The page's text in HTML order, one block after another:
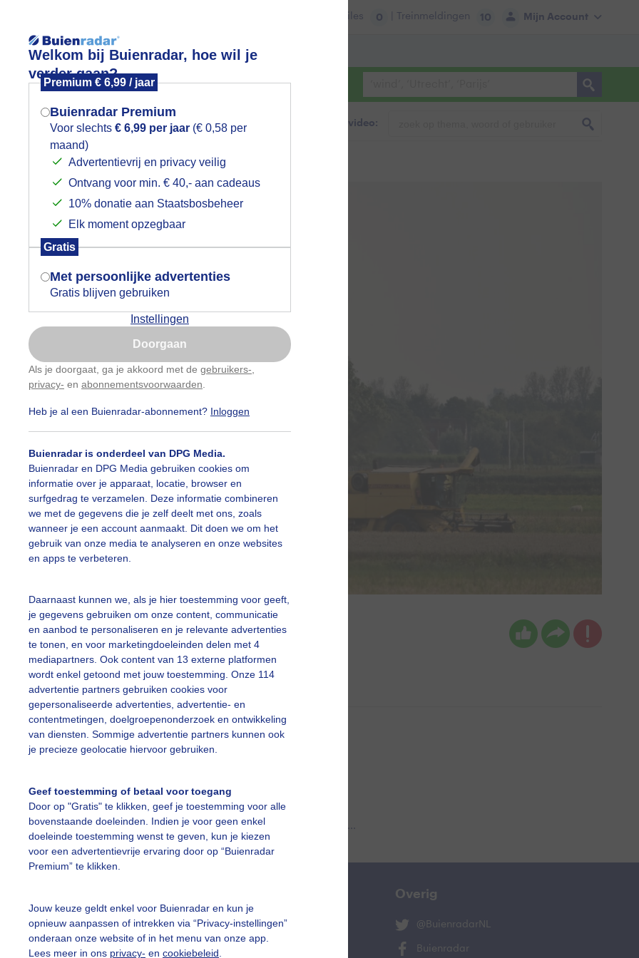
Welkom bij Buienradar, hoe wil je
verder gaan?
Premium € 6,99 / jaar
Buienradar Premium
Voor slechts € 6,99 per jaar (€ 0,58 per
maand)
Advertentievrij en privacy veilig
Ontvang voor min. € 40,- aan cadeaus
10% donatie aan Staatsbosbeheer
Elk moment opzegbaar
Gratis
Met persoonlijke advertenties
Gratis blijven gebruiken
Instellingen
Doorgaan
Als je doorgaat, ga je akkoord met de gebruikers-
privacy- en abonnementsvoorwaarden
Heb je al een Buienradar-abonnement? Inloggen
Buienradar is onderdeel van DPG Media.
Buienradar en DPG Media gebruiken cookies om
informatie over je apparaat, locatie, browser en
surfgedrag te verzamelen. Deze informatie combineren
we met de gegevens die je zelf deelt met ons, zoals
wanneer je een account aanmaakt. Dit doen we om het
gebruik van onze media te analyseren en onze websites
en apps te verbeteren.
Daarnaast kunnen we, als je hier toestemming voor geeft,
je gegevens gebruiken om onze content, communicatie
en aanbod te personaliseren en je relevante advertenties
te tonen, en voor marketingdoeleinden delen met 4
mediapartners. Ook content van 13 externe platformen
wordt enkel getoond met jouw toestemming. Onze 114
advertentie partners gebruiken cookies voor
gepersonaliseerde advertenties, advertentie- en
contentmetingen, doelgroepenonderzoek en ontwikkeling
van diensten. Sommige advertentie partners kunnen ook
je precieze geolocatie hiervoor gebruiken.
Geef toestemming of betaal voor toegang
Door op "Gratis" te klikken, geef je toestemming voor alle
bovenstaande doeleinden. Indien je voor geen enkel
doeleinde toestemming wenst te geven, kun je kiezen
voor een advertentievrije ervaring door op “Buienradar
Premium” te klikken.
Jouw keuze geldt enkel voor Buienradar en kun je
opnieuw aanpassen of intrekken via “Privacy-instellingen”
onderaan onze website of in het menu van onze app.
Lees meer in ons privacy- en cookiebeleid
Mijn Account
Files 0 | Treinmeldingen 10
Lees meer.
Foto en video Weerzine
Zoeken in foto & video:
dorsen
Gemaakt: 19-08-2024, 67x bekeken
Zomer
slideshow
Een moment geduld aub...
vragen
De Bilt
Overig
@BuienradarNL
Buienradar
Mogen we je locatie gebruiken voor
het weer?
Indien je hier nog geen akkoord op hebt
gegeven, verschijnt er zo een pop-up uit
je browser waarin deze toestemming
gevraagd wordt.
Is goed, toon de popup
Nu niet, misschien later
Gebruik je Safari en wil je niet elke dag deze pop-up
Klikhierom dit aan te passen